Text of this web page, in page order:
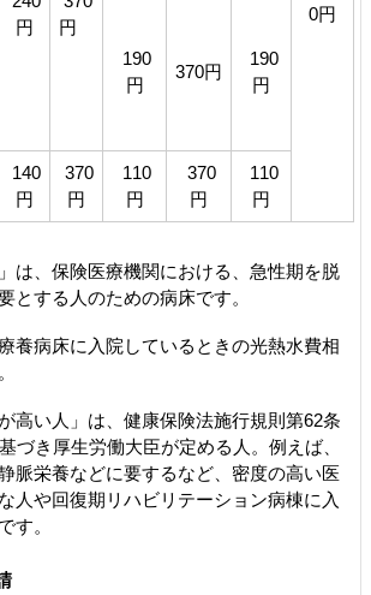
0円
円
円
190
円
370円
190
円
140
円
370
円
110
円
370
円
110
円
は、保険医療機関における、急性期を脱
とする人のための病床です。
養病床に入院しているときの光熱水費相
高い人」は、健康保険法施行規則第62条
づき厚生労働大臣が定める人。例えば、
脈栄養などに要するなど、密度の高い医
人や回復期リハビリテーション病棟に入
す。